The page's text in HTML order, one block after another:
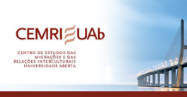
CEMRI